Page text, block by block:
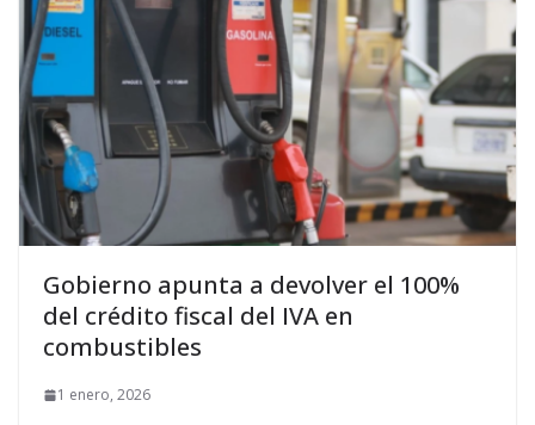
Gobierno apunta a devolver el 100%
del crédito fiscal del IVA en
combustibles
1 enero, 2026